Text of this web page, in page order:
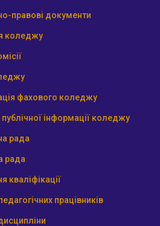
правові документи
коледжу
фахового коледжу
інформації коледжу
рада
рада
кваліфікації
працівників